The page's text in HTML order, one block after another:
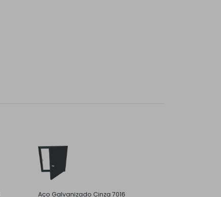
Aço Galvanizado Cinza 7016